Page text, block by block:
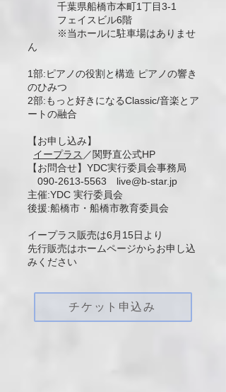
千葉県船橋市本町1丁目3-1
フェイスビル6階
※当ホールに駐車場はありませ
ん
1部:ピアノの役割と構造 ピアノの響き
のひみつ
2部:もっと好きになるClassic/音楽とア
ートの融合
【お申し込み】
イープラス ／関野直公式HP
【お問合せ】YDC実行委員会事務局
090-2613-5563
live@b-star.jp
主催:YDC 実行委員会
後援:船橋市・船橋市教育委員会
イープラス販売は6月15日より
​先行販売はホームページからお申し込
みください
チケット申込み